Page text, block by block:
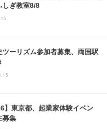
しぎ教室8/8
ツーリズム参加者募集、両国駅
】東京都、起業家体験イベン
募集